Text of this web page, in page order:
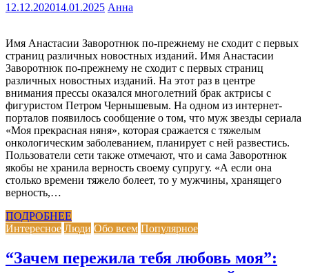
12.12.202014.01.2025 Анна
Имя Анастасии Заворотнюк по-прежнему не сходит с первых
страниц различных новостных изданий. Имя Анастасии
Заворотнюк по-прежнему не сходит с первых страниц
различных новостных изданий. На этот раз в центре
внимания прессы оказался многолетний брак актрисы с
фигуристом Петром Чернышевым. На одном из интернет-
порталов появилось сообщение о том, что муж звезды сериала
«Моя прекрасная няня», которая сражается с тяжелым
онкологическим заболеванием, планирует с ней развестись.
Пользователи сети также отмечают, что и сама Заворотнюк
якобы не хранила верность своему супругу. «А если она
столько времени тяжело болеет, то у мужчины, хранящего
верность,…
ПОДРОБНЕЕ
Интересное Люди Обо всем Популярное
“Зачем пережила тебя любовь моя”: